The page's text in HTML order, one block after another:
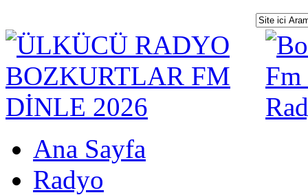
Ana Sayfa
Radyo